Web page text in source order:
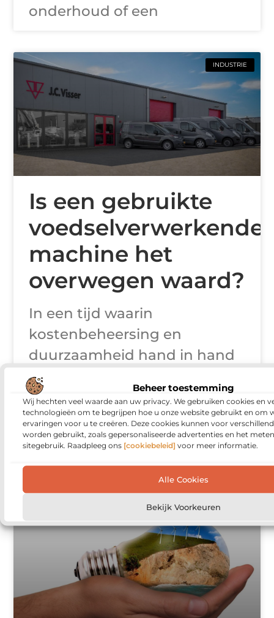
Beheer toestemming
Wij hechten veel waarde aan uw privacy. We gebruiken cookies en
technologieën om te begrijpen hoe u onze website gebruikt en om
ervaringen voor u te creëren. Deze cookies kunnen voor
worden gebruikt, zoals gepersonaliseerde advertenties en het
sitegebruik. Raadpleeg ons [cookiebeleid] voor meer informatie.
Alle Cookies
Bekijk Voorkeuren
onderhoud of een
INDUSTRIE
Is een gebruikte
voedselverwerkende
machine het
overwegen waard?
In een tijd waarin
kostenbeheersing en
duurzaamheid hand in hand
gaan, wint de gebruikte
voedselverwerkende machine
aan populariteit. Bedrijven die
willen uitbreiden of
INDUSTRIE